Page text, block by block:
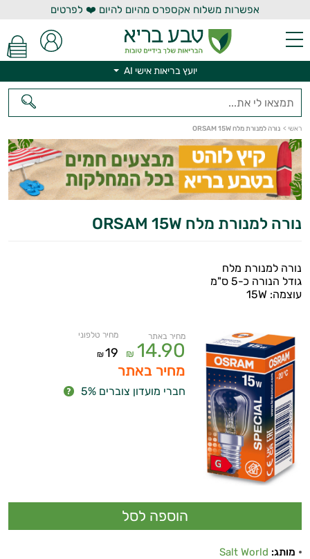
אפשרות משלוח אקספרס מהיום להיום ❤️ לפרטים
יועץ בריאות אישי AI
ראשי > נורה למנורת מלח ORSAM 15W
נורה למנורת מלח ORSAM 15W
נורה למנורת מלח
גודל הנורה כ-5 ס"מ
עוצמה: 15W
מחיר באתר
14.90
₪
מחיר טלפוני
19
₪
מחיר באתר
חברי מועדון צוברים 5%
מותג: Salt World
יועץ בריאות אישי AI